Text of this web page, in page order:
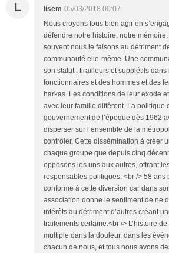
L lisem 05/03/2018 00:07
Nous croyons tous bien agir en
défendre notre histoire, notre
souvent nous le faisons au détriment
communauté elle-même. Une
son statut : tirailleurs et supplétifs dans
fonctionnaires et des hommes et des
harkas. Les conditions de leur exode
avec leur famille diffèrent. La politique
gouvernement de l’époque dès 1962
disperser sur l’ensemble de la
contrôler. Cette dissémination à créer
chaque groupe que depuis cinq
opposons les uns aux autres, offrant
responsables politiques. <br /> 58 ans
conforme à cette diversion car dans
association donne le sentiment de ne
intérêts au détriment d’autres créant
traitements certaine.<br /> L’histoire
multiple dans la douleur, dans les
chacun de nous, et tous nous avons